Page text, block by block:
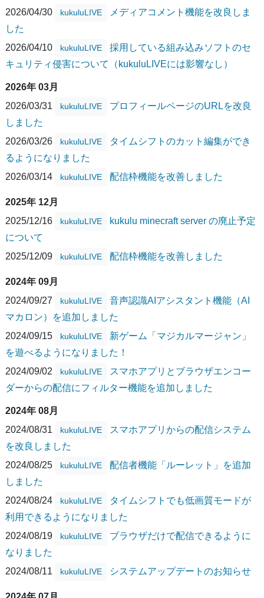
2026/04/30
kukuluLIVE
メディアコメント機能を改良しま
した
2026/04/10
kukuluLIVE
採用している組み込みソフトのセ
キュリティ侵害について（kukuluLIVEには影響なし）
2026年 03月
2026/03/31
kukuluLIVE
プロフィールページのURLを改良
しました
2026/03/26
kukuluLIVE
タイムシフトのカット編集ができ
るようになりました
2026/03/14
kukuluLIVE 配信枠機能を改善しました
2025年 12月
2025/12/16
kukuluLIVE
kukulu minecraft server の廃止予定
について
2025/12/09
kukuluLIVE 配信枠機能を改善しました
2024年 09月
2024/09/27
kukuluLIVE
音声認識AIアシスタント機能（AI
マカロン）を追加しました
2024/09/15
kukuluLIVE
新ゲーム「マジカルマージャン」
を遊べるようになりました！
2024/09/02
kukuluLIVE
スマホアプリとブラウザエンコー
ダーからの配信にフィルター機能を追加しました
2024年 08月
2024/08/31
kukuluLIVE
スマホアプリからの配信システム
を改良しました
2024/08/25
kukuluLIVE
配信者機能「ルーレット」を追加
しました
2024/08/24
kukuluLIVE
タイムシフトでも低画質モードが
利用できるようになりました
2024/08/19
kukuluLIVE
ブラウザだけで配信できるように
なりました
2024/08/11
kukuluLIVE システムアップデートのお知らせ